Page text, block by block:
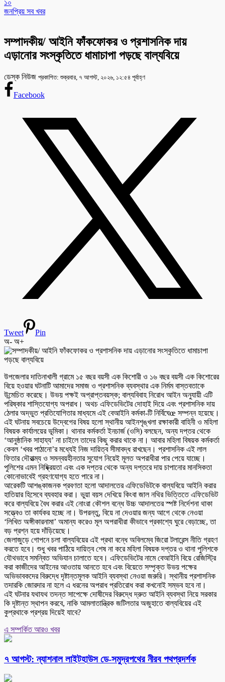
১০
জনপ্রিয় সব খবর
সম্পাদকীয়/ আইনি ফাঁকফোকর ও প্রশাসনিক দায়
এড়ানোর সংস্কৃতিতে ধামাচাপা পড়ছে বাল্যবিয়ে
ডেস্ক নিউজ প্রকাশিত: শুক্রবার, ৭ আগস্ট, ২০২৬, ১২:৫৪ পূর্বাহ্ণ
Facebook
Tweet
Pin
অ- অ+
উপজেলার দাতিনাখালী গ্রামে ১৫ বছর বয়সী এক কিশোরী ও ১৬ বছর বয়সী এক কিশোরের
বিয়ে হওয়ার ঘটনাটি আমাদের সমাজ ও প্রশাসনিক ব্যবস্থার এক নির্মম বাস্তবতাকে
উন্মেচিত করেছে। উভয় পক্ষই অপ্রাপ্তবয়স্ক; বাল্যবিবাহ নিরোধ আইন অনুযায়ী এটি
পরিষ্কার শাস্তিযোগ্য অপরাধ। অথচ এফিডেভিটের দোহাই দিয়ে এবং প্রশাসনিক দায়
ঠেলার অদ্ভুত প্রতিযোগিতার মাধ্যমে এই বেআইনি কর্মকা-টি নির্বিঘেœ সম্পন্ন হয়েছে।
এই ঘটনায় সবচেয়ে উদ্বেগের বিষয় হলো স্থানীয় আইনশৃঙ্খলা রক্ষাকারী বাহিনী ও মহিলা
বিষয়ক কার্যালয়ের ভূমিকা। থানার কর্মকর্তা ইনচার্জ (ওসি) বলছেন, অন্য দপ্তর থেকে
‘আনুষ্ঠানিক সাহায্য’ না চাইলে তাদের কিছু করার থাকে না। আবার মহিলা বিষয়ক কর্মকর্তা
কেবল ‘খবর পাঠানো’র মধ্যেই নিজ দায়িত্ব সীমাবদ্ধ রাখছেন। প্রশাসনিক এই লাল
ফিতার দৌরাত্ম্য ও সমন্বয়হীনতার সুযোগ নিয়েই মূলত অপরাধীরা পার পেয়ে যাচ্ছে।
পুলিশের এমন নিষ্ক্রিয়তা এবং এক দপ্তর থেকে অন্য দপ্তরে দায় চাপানোর মানসিকতা
কোনোভাবেই গ্রহণযোগ্য হতে পারে না।
আরেকটি আশঙ্কাজনক প্রবণতা হলো আদালতের এফিডেভিটকে বাল্যবিয়ে আইনি করার
হাতিয়ার হিসেবে ব্যবহার করা। ভুয়া বয়স দেখিয়ে কিংবা জাল নথির ভিত্তিতে এফিডেভিট
করে বাল্যবিয়ে বৈধ করার এই নোংরা কৌশল বন্ধে উচ্চ আদালতের স্পষ্ট নির্দেশনা থাকা
সত্ত্বেও তা কার্যকর হচ্ছে না। উপরন্তু, বিয়ে না দেওয়ার জন্য আগে থেকে নেওয়া
‘লিখিত অঙ্গীকারনামা’ অমান্য করেও মূল অপরাধীরা কীভাবে প্রকাশ্যে ঘুরে বেড়াচ্ছে, তা
বড় প্রশ্ন হয়ে দাঁড়িয়েছে।
জেলাজুড়ে গোপনে চলা বাল্যবিয়ের এই প্রথা বন্ধে অবিলম্বে জিরো টলারেন্স নীতি গ্রহণ
করতে হবে। শুধু খবর পাঠিয়ে দায়িত্ব শেষ না করে মহিলা বিষয়ক দপ্তর ও থানা পুলিশকে
যৌথভাবে সমন্বিত অভিযান চালাতে হবে। এফিডেভিটের নামে বেআইনি বিয়ে রেজিস্ট্রি
করা কাজীদের আইনের আওতায় আনতে হবে এবং বিয়েতে সম্পৃক্ত উভয় পক্ষের
অভিভাবকদের বিরুদ্ধে দৃষ্টান্তমূলক আইনি ব্যবস্থা নেওয়া জরুরি। স্থানীয় প্রশাসনিক
তদারকি জোরদার না হলে এ ধরনের অপরাধ প্রতিরোধ করা কখনোই সম্ভব হবে না।
এই ঘটনার যথাযথ তদন্ত সাপেক্ষে দোষীদের বিরুদ্ধে দ্রুত আইনি ব্যবস্থা নিয়ে সরকার
কি দৃষ্টান্ত স্থাপন করবে, নাকি আমলাতান্ত্রিক জটিলতার অজুহাতে বাল্যবিয়ের এই
কুপ্রথাকে প্রশ্রয় দিয়েই যাবে?
এ সম্পর্কিত আরও খবর
৭ আগস্ট: ন্যাশনাল লাইটহাউস ডে-সমুদ্রপথের নীরব পথপ্রদর্শক